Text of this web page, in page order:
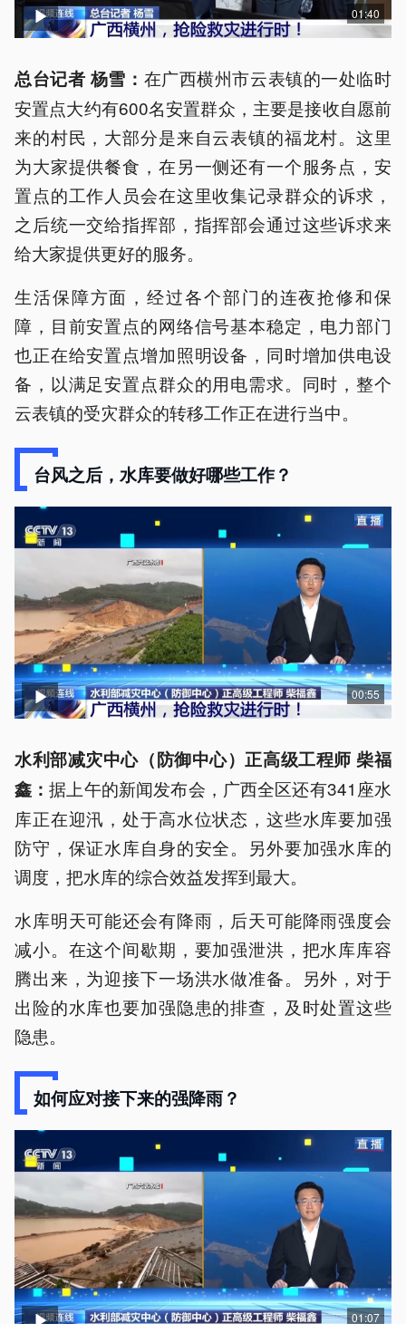
01:40
总台记者 杨雪： 在广西横州市云表镇的一处临时
安置点大约有600名安置群众，主要是接收自愿前
来的村民，大部分是来自云表镇的福龙村。这里
为大家提供餐食，在另一侧还有一个服务点，安
置点的工作人员会在这里收集记录群众的诉求，
之后统一交给指挥部，指挥部会通过这些诉求来
给大家提供更好的服务。
生活保障方面，经过各个部门的连夜抢修和保
障，目前安置点的网络信号基本稳定，电力部门
也正在给安置点增加照明设备，同时增加供电设
备，以满足安置点群众的用电需求。同时，整个
云表镇的受灾群众的转移工作正在进行当中。
台风之后，水库要做好哪些工作？
00:55
水利部减灾中心（防御中心）正高级工程师 柴福
鑫：据上午的新闻发布会，广西全区还有341座水
库正在迎汛，处于高水位状态，这些水库要加强
防守，保证水库自身的安全。另外要加强水库的
调度，把水库的综合效益发挥到最大。
水库明天可能还会有降雨，后天可能降雨强度会
减小。在这个间歇期，要加强泄洪，把水库库容
腾出来，为迎接下一场洪水做准备。另外，对于
出险的水库也要加强隐患的排查，及时处置这些
隐患。
如何应对接下来的强降雨？
01:07